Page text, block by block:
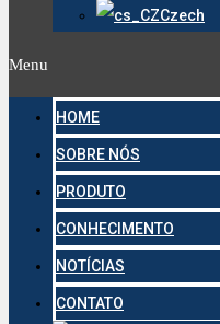
Czech
Menu
HOME
SOBRE NÓS
PRODUTO
CONHECIMENTO
NOTÍCIAS
CONTATO